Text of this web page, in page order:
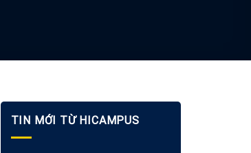
TIN MỚI TỪ HICAMPUS